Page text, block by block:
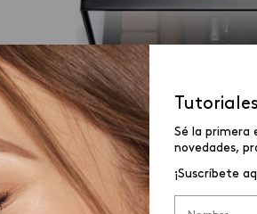
Sé la primera
novedades,
¡Suscríbete